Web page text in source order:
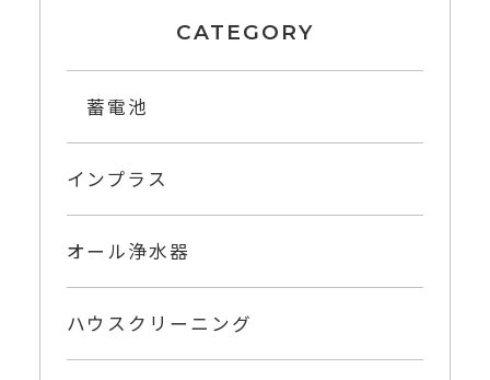
CATEGORY
蓄電池
インプラス
オール浄水器
ハウスクリーニング